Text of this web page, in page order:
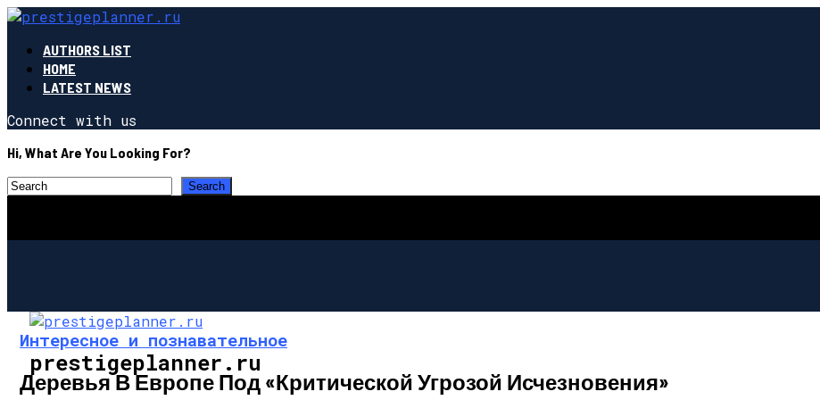
AUTHORS LIST
HOME
LATEST NEWS
Connect with us
Hi, What Are You Looking For?
prestigeplanner.ru
Интересное и познавательное
Деревья В Европе Под «критической Угрозой Исчезновения»